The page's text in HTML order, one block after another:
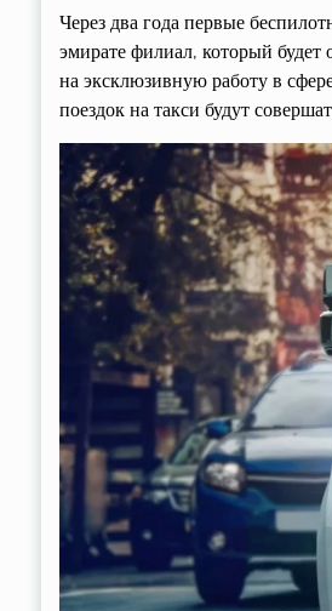
Через два года первые
эмирате филиал, который будет
на эксклюзивную работу в
поездок на такси будут